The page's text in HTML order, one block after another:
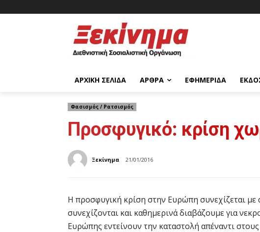
ΑΡΧΙΚΉ ΣΕΛΊΔΑ ΆΡΘΡΑ ΕΦΗΜΕΡΊΔΑ
Φασισμός / Ρατσισμός
Προσφυγικό: κρίση
Ξεκίνημα 21/01/2016
Η προσφυγική κρίση στην Ευρώπη συνεχίζεται με
συνεχίζονται και καθημερινά διαβάζουμε για
Ευρώπης εντείνουν την καταστολή απέναντι